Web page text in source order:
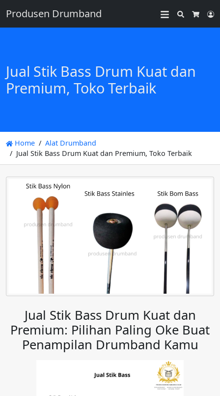
Produsen Drumband
Search
Jual Stik Bass Drum Kuat dan
Premium, Toko Terbaik
Home
Alat Drumband
Jual Stik Bass Drum Kuat dan Premium, Toko Terbaik
Jual Stik Bass Drum Kuat dan
Premium: Pilihan Paling Oke Buat
Penampilan Drumband Kamu